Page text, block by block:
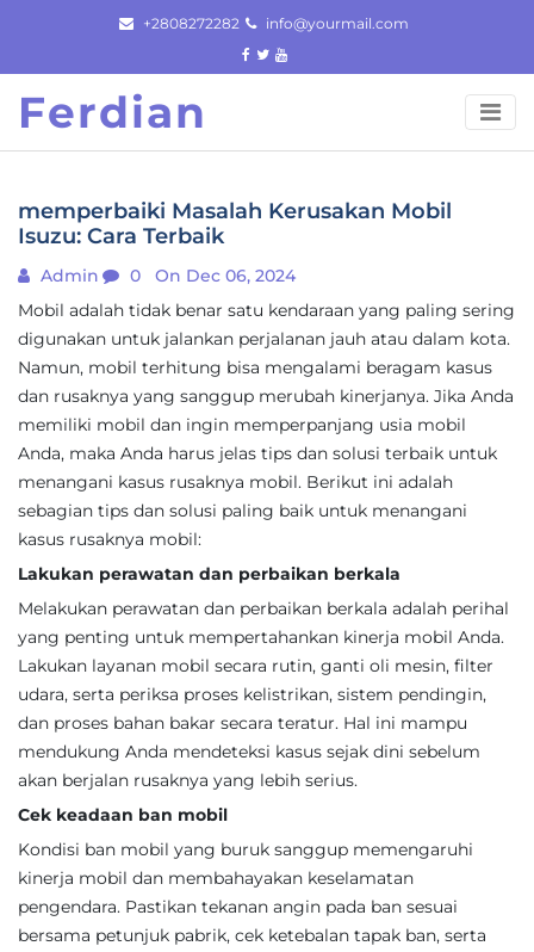
content
+2808272282 info@yourmail.com
Ferdian
memperbaiki Masalah Kerusakan Mobil
Isuzu: Cara Terbaik
Admin 0
On Dec 06, 2024
Mobil adalah tidak benar satu kendaraan yang paling sering
digunakan untuk jalankan perjalanan jauh atau dalam kota.
Namun, mobil terhitung bisa mengalami beragam kasus
dan rusaknya yang sanggup merubah kinerjanya. Jika Anda
memiliki mobil dan ingin memperpanjang usia mobil
Anda, maka Anda harus jelas tips dan solusi terbaik untuk
menangani kasus rusaknya mobil. Berikut ini adalah
sebagian tips dan solusi paling baik untuk menangani
kasus rusaknya mobil:
Lakukan perawatan dan perbaikan berkala
Melakukan perawatan dan perbaikan berkala adalah perihal
yang penting untuk mempertahankan kinerja mobil Anda.
Lakukan layanan mobil secara rutin, ganti oli mesin, filter
udara, serta periksa proses kelistrikan, sistem pendingin,
dan proses bahan bakar secara teratur. Hal ini mampu
mendukung Anda mendeteksi kasus sejak dini sebelum
akan berjalan rusaknya yang lebih serius.
Cek keadaan ban mobil
Kondisi ban mobil yang buruk sanggup memengaruhi
kinerja mobil dan membahayakan keselamatan
pengendara. Pastikan tekanan angin pada ban sesuai
bersama petunjuk pabrik, cek ketebalan tapak ban, serta